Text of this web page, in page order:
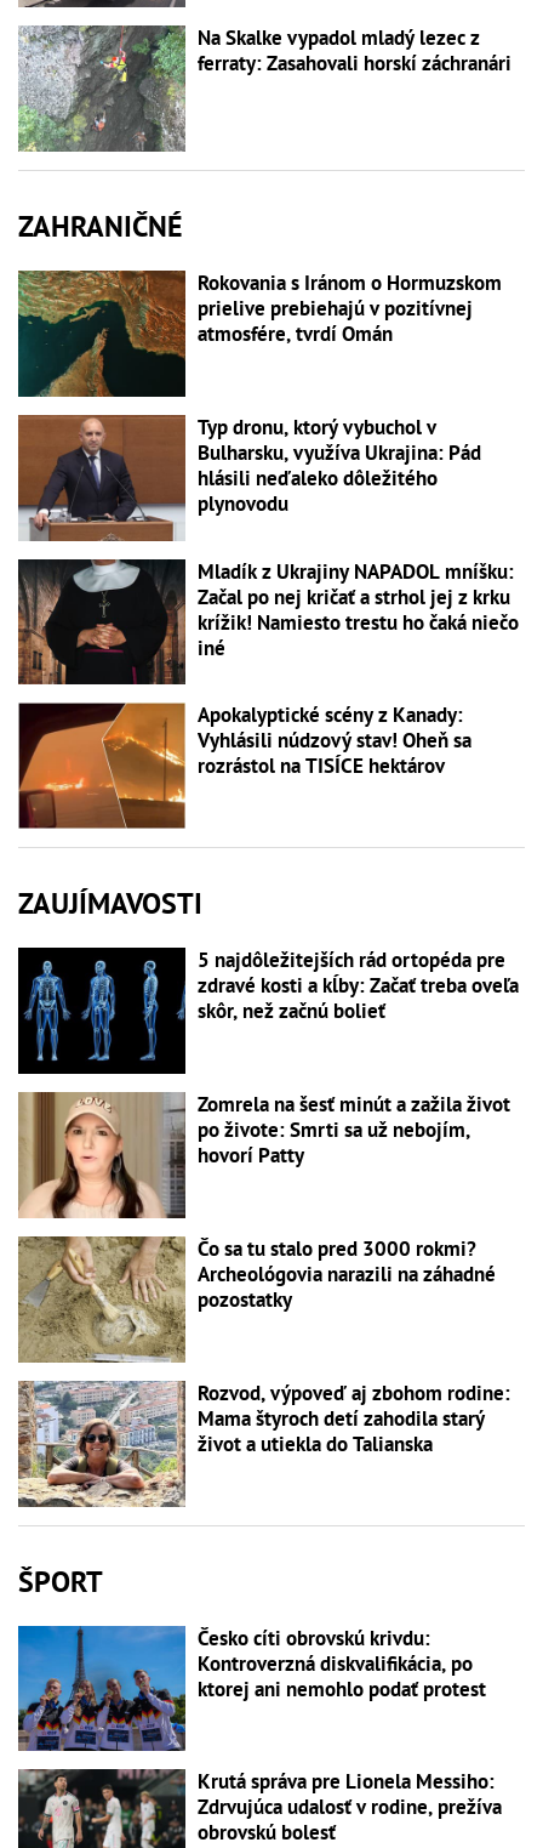
Na Skalke vypadol mladý lezec z
ferraty: Zasahovali horskí záchranári
ZAHRANIČNÉ
Rokovania s Iránom o Hormuzskom
prielive prebiehajú v pozitívnej
atmosfére, tvrdí Omán
Typ dronu, ktorý vybuchol v
Bulharsku, využíva Ukrajina: Pád
hlásili neďaleko dôležitého
plynovodu
Mladík z Ukrajiny NAPADOL mníšku:
Začal po nej kričať a strhol jej z krku
krížik! Namiesto trestu ho čaká niečo
iné
Apokalyptické scény z Kanady:
Vyhlásili núdzový stav! Oheň sa
rozrástol na TISÍCE hektárov
ZAUJÍMAVOSTI
5 najdôležitejších rád ortopéda pre
zdravé kosti a kĺby: Začať treba oveľa
skôr, než začnú bolieť
Zomrela na šesť minút a zažila život
po živote: Smrti sa už nebojím,
hovorí Patty
Čo sa tu stalo pred 3000 rokmi?
Archeológovia narazili na záhadné
pozostatky
Rozvod, výpoveď aj zbohom rodine:
Mama štyroch detí zahodila starý
život a utiekla do Talianska
ŠPORT
Česko cíti obrovskú krivdu:
Kontroverzná diskvalifikácia, po
ktorej ani nemohlo podať protest
Krutá správa pre Lionela Messiho:
Zdrvujúca udalosť v rodine, prežíva
obrovskú bolesť